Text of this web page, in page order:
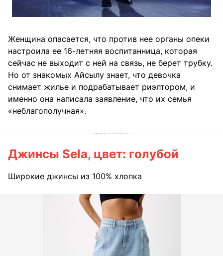
Женщина опасается, что против нее органы опеки
настроила ее 16-летняя воспитанница, которая
сейчас не выходит с ней на связь, не берет трубку.
Но от знакомых Айсылу знает, что девочка
снимает жилье и подрабатывает риэлтором, и
именно она написала заявление, что их семья
«неблагополучная».
Джинсы Sela, цвет: голубой
Широкие джинсы из 100% хлопка